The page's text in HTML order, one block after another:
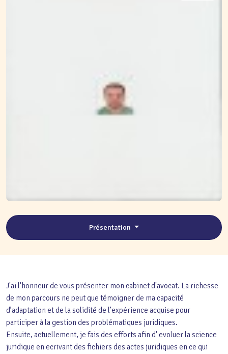
Présentation
J'ai l'honneur de vous présenter mon cabinet d'avocat. La richesse
de mon parcours ne peut que témoigner de ma capacité
d’adaptation et de la solidité de l’expérience acquise pour
participer à la gestion des problématiques juridiques.
Ensuite, actuellement, je fais des efforts afin d' evoluer la science
juridique en ecrivant des fichiers des actes juridiques en ce qui